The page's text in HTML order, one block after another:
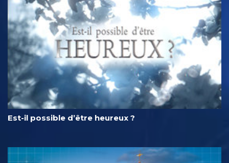
Est-il possible d’être heureux ?